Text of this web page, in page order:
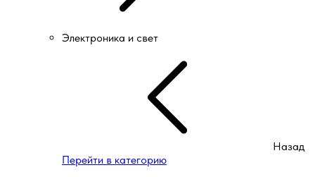
Электроника и свет
Назад
Перейти в категорию